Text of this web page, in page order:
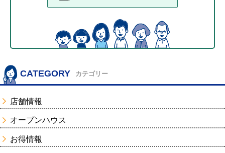
CATEGORY カテゴリー
店舗情報
オープンハウス
お得情報